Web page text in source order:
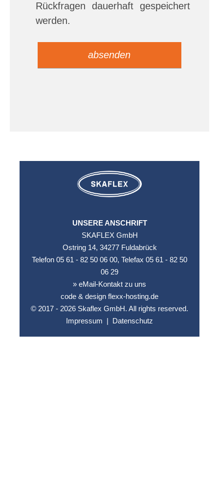
Rückfragen dauerhaft gespeichert
werden.
dieses
dieses
UNSERE ANSCHRIFT
SKAFLEX GmbH
Ostring 14, 34277 Fuldabrück
Telefon 05 61 - 82 50 06 00, Telefax 05 61 - 82 50
06 29
» eMail-Kontakt zu uns
code & design flexx-hosting.de
© 2017 - 2026 Skaflex GmbH. All rights reserved.
Impressum | Datenschutz